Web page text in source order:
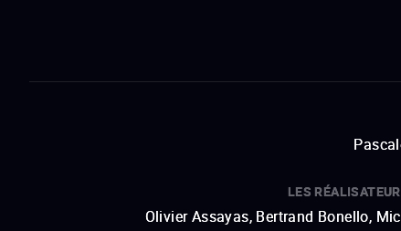
LES
Olivier Assayas, Bertrand Bonello,